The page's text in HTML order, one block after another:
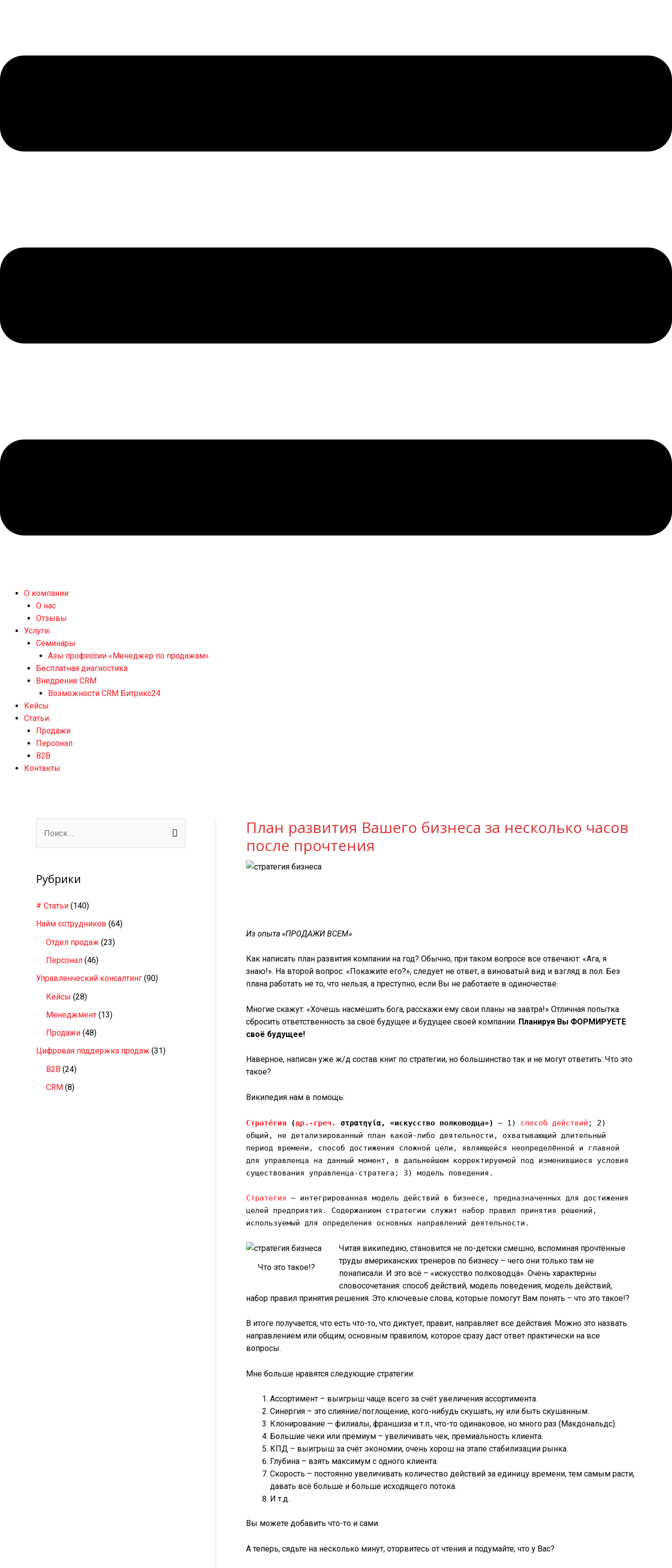
О компании
О нас
Отзывы
Услуги
Семинары
Азы профессии «Менеджер по продажам»
Бесплатная диагностика
Внедрение CRM
Возможности CRM Битрикс24
Кейсы
Статьи
Продажи
Персонал
B2B
Контакты
с
:
Рубрики
# Статьи (140)
Найм сотрудников (64)
Отдел продаж (23)
Персонал (46)
Управленческий консалтинг (90)
Кейсы (28)
Менеджмент (13)
Продажи (48)
Цифровая поддержка продаж (31)
B2B (24)
CRM (8)
План развития Вашего бизнеса за несколько часов
после прочтения
Из опыта «ПРОДАЖИ ВСЕМ»
Как написать план развития компании на год? Обычно, при таком вопросе все отвечают: «Ага, я
знаю!». На второй вопрос: «Покажите его?», следует не ответ, а виноватый вид и взгляд в пол. Без
плана работать не то, что нельзя, а преступно, если Вы не работаете в одиночестве.
Многие скажут: «Хочешь насмешить бога, расскажи ему свои планы на завтра!» Отличная попытка
сбросить ответственность за своё будущее и будущее своей компании. Планируя Вы ФОРМИРУЕТЕ
своё будущее!
Наверное, написан уже ж/д состав книг по стратегии, но большинство так и не могут ответить: Что это
такое?
Википедия нам в помощь:
Страте́гия (др.-греч. στρατηγία, «искусство полководца») — 1) способ действий ; 2)
общий, не детализированный план какой-либо деятельности, охватывающий длительный
период времени, способ достижения сложной цели, являющейся неопределённой и главной
для управленца на данный момент, в дальнейшем корректируемой под изменившиеся условия
существования управленца-стратега; 3) модель поведения.
Стратегия — интегрированная модель действий в бизнесе, предназначенных для достижения
целей предприятия. Содержанием стратегии служит набор правил принятия решений,
используемый для определения основных направлений деятельности.
Что это такое!?
Читая википедию, становится не по-детски смешно, вспоминая прочтённые
труды американских тренеров по бизнесу – чего они только там не
понаписали. И это всё – «искусство полководца». Очень характерны
словосочетания: способ действий, модель поведения, модель действий,
набор правил принятия решения. Это ключевые слова, которые помогут Вам понять – что это такое!?
В итоге получается, что есть что-то, что диктует, правит, направляет все действия. Можно это назвать
направлением или общим, основным правилом, которое сразу даст ответ практически на все
вопросы.
Мне больше нравятся следующие стратегии:
Ассортимент – выигрыш чаще всего за счёт увеличения ассортимента.
Синергия – это слияние/поглощение, кого-нибудь скушать, ну или быть скушанным.
Клонирование — филиалы, франшиза и т.п., что-то одинаковое, но много раз (Макдональдс).
Большие чеки или премиум – увеличивать чек, премиальность клиента.
КПД – выигрыш за счёт экономии, очень хорош на этапе стабилизации рынка.
Глубина – взять максимум с одного клиента.
Скорость – постоянно увеличивать количество действий за единицу времени, тем самым расти,
давать всё больше и больше исходящего потока.
И т.д.
Вы можете добавить что-то и сами.
А теперь, сядьте на несколько минут, оторвитесь от чтения и подумайте, что у Вас?